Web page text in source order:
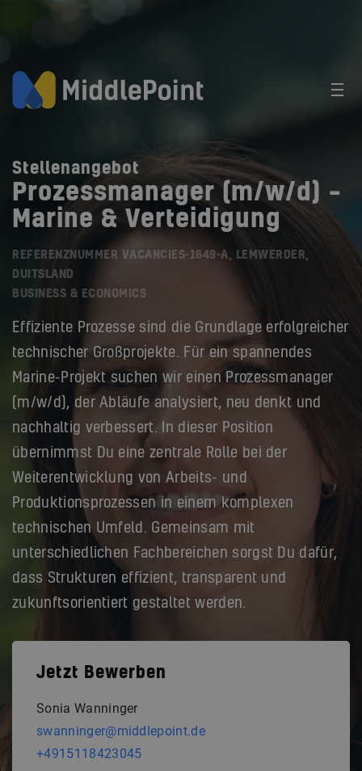
Stellenangebot
Prozessmanager (m/w/d) –
Marine & Verteidigung
REFERENZNUMMER VACANCIES-1649-A, LEMWERDER,
DUITSLAND
BUSINESS & ECONOMICS
Effiziente Prozesse sind die Grundlage erfolgreicher
technischer Großprojekte. Für ein spannendes
Marine-Projekt suchen wir einen Prozessmanager
(m/w/d), der Abläufe analysiert, neu denkt und
nachhaltig verbessert. In dieser Position
übernimmst Du eine zentrale Rolle bei der
Weiterentwicklung von Arbeits- und
Produktionsprozessen in einem komplexen
technischen Umfeld. Gemeinsam mit
unterschiedlichen Fachbereichen sorgst Du dafür,
dass Strukturen effizient, transparent und
zukunftsorientiert gestaltet werden.
Jetzt Bewerben
Sonia Wanninger
swanninger@middlepoint.de
+4915118423045